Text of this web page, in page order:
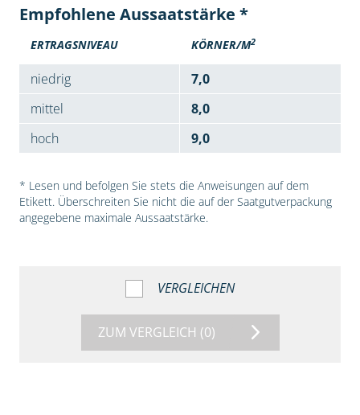
Empfohlene Aussaatstärke *
ERTRAGSNIVEAU KÖRNER/M2
niedrig
7,0
mittel
8,0
hoch
9,0
* Lesen und befolgen Sie stets die Anweisungen auf dem
Etikett. Überschreiten Sie nicht die auf der Saatgutverpackung
angegebene maximale Aussaatstärke.
VERGLEICHEN
ZUM VERGLEICH (0)